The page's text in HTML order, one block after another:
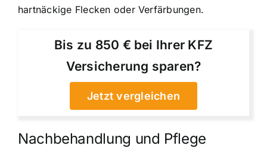
hartnäckige Flecken oder Verfärbungen.
Bis zu 850 € bei Ihrer KFZ
Versicherung sparen?
Jetzt vergleichen
Nachbehandlung und Pflege